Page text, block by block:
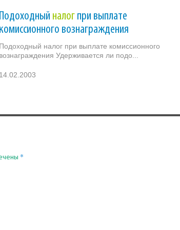
Подоходный налог при выплате
комиссионного вознаграждения
Подоходный налог при выплате комиссионного
вознаграждения Удерживается ли подо...
14.02.2003
*